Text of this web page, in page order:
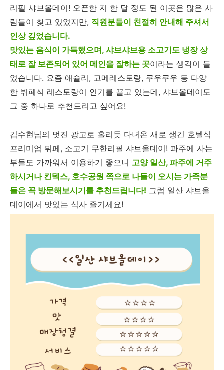
리필 샤브올데이! 오픈한 지 한 달 정도 된 이곳은 많은 사
람들이 찾고 있었지만, 직원분들이 친절히 안내해 주셔서
인상 깊었습니다.
맛있는 음식이 가득했으며, 샤브샤브용 소고기도 냉장 상
태로 잘 보존되어 있어 메인을 잘하는 곳이라는 생각이 들
었습니다. 요즘 애슐리, 고메레스토랑, 쿠우쿠우 등 다양
한 뷔페식 레스토랑이 인기를 끌고 있는데, 샤브올데이도
그 중 하나로 추천드리고 싶어요!
김수현님의 멋진 광고로 홀리듯 다녀온 새로 생긴 호텔식
프리미엄 뷔페, 소고기 무한리필 샤브올데이! 파주에 사는
부들도 가까워서 이용하기 좋으니 고양 일산, 파주에 거주
하시거나 킨텍스, 호수공원 쪽으로 나들이 오시는 가족분
들은 꼭 방문해보시기를 추천드립니다! 그럼 일산 샤브올
데이에서 맛있는 식사 즐기세요!